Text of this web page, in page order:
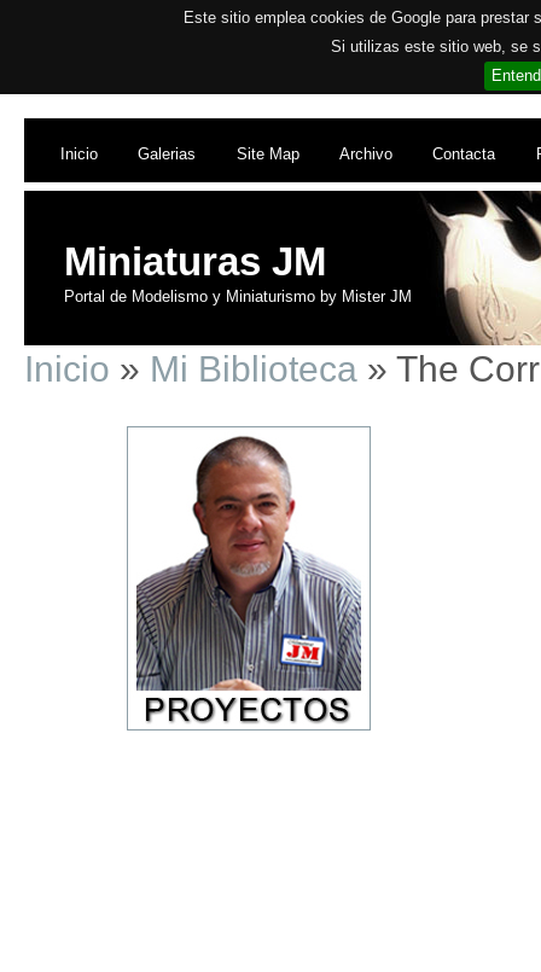
Este sitio emplea cookies de Google para
Si utilizas este sitio web, se
Inicio Galerias Site Map Archivo Contacta
Miniaturas JM
Portal de Modelismo y Miniaturismo by Mister JM
Inicio » Mi Biblioteca » The